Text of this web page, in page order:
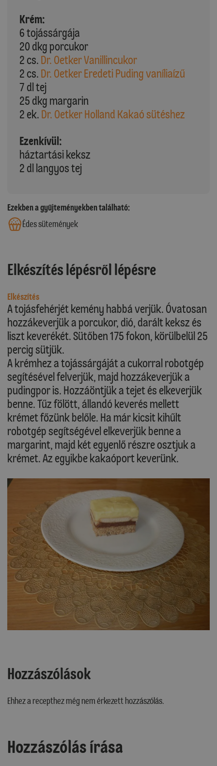
Krém:
6 tojássárgája
20 dkg porcukor
2 cs. Dr. Oetker Vanillincukor
2 cs. Dr. Oetker Eredeti Puding vaníliaízű
7 dl tej
25 dkg margarin
2 ek. Dr. Oetker Holland Kakaó sütéshez
Ezenkívül:
háztartási keksz
2 dl langyos tej
Ezekben a gyűjteményekben található:
Édes sütemények
Elkészítés lépésről lépésre
Elkészítés
A tojásfehérjét kemény habbá verjük. Óvatosan
hozzákeverjük a porcukor, dió, darált keksz és
liszt keverékét. Sütőben 175 fokon, körülbelül 25
percig sütjük.
A krémhez a tojássárgáját a cukorral robotgép
segítésével felverjük, majd hozzákeverjük a
pudingpor is. Hozzáöntjük a tejet és elkeverjük
benne. Tűz fölött, állandó keverés mellett
krémet főzünk belőle. Ha már kicsit kihűlt
robotgép segítségével elkeverjük benne a
margarint, majd két egyenlő részre osztjuk a
krémet. Az egyikbe kakaóport keverünk.
Hozzászólások
Ehhez a recepthez még nem érkezett hozzászólás.
Hozzászólás írása